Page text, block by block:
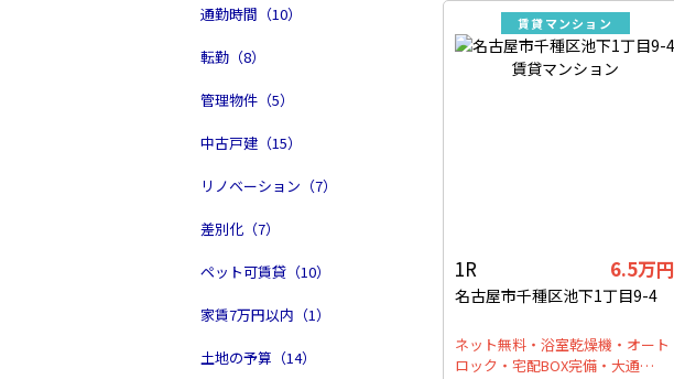
通勤時間（10）
転勤（8）
管理物件（5）
中古戸建（15）
リノベーション（7）
差別化（7）
ペット可賃貸（10）
家賃7万円以内（1）
土地の予算（14）
賃貸マンション
1R 6.5万円
名古屋市千種区池下1丁目9-4
ネット無料・浴室乾燥機・オート
ロック・宅配BOX完備・大通…